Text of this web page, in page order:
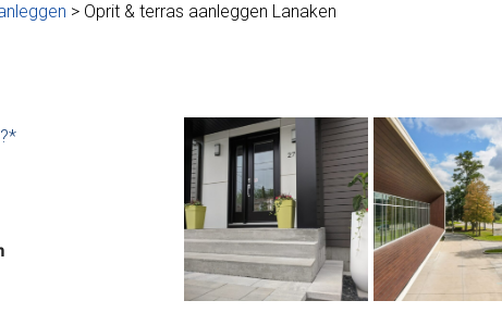
> Oprit & terras aanleggen Lanaken